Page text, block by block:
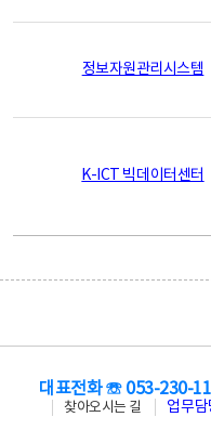
정보자원관리시스템
K-ICT 빅데이터센터
대표전화 ☏ 053-230-
찾아오시는 길
업무담